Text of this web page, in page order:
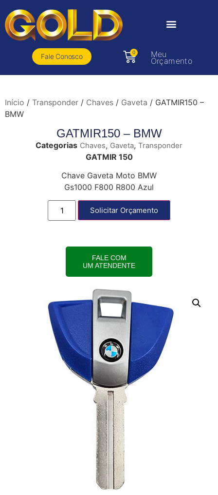
Fale Conosco
0 Meu
Orçamento
Início / Transponder / Chaves / Gaveta / GATMIR150 –
BMW
GATMIR150 – BMW
Categorias Chaves, Gaveta, Transponder
GATMIR 150
Chave Gaveta Moto BMW
Gs1000 F800 R800 Azul
Solicitar Orçamento
FALE COM
UM ATENDENTE